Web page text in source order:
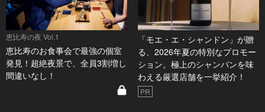
恵比寿の夜 Vol.1
恵比寿のお食事会で最強の個室
発見！超絶夜景で、全員3割増し
間違いなし！
「モエ・エ・シャンドン」が贈
る、2026年夏の特別なプロモー
ション。極上のシャンパンを味
わえる厳選店舗を一挙紹介！
PR